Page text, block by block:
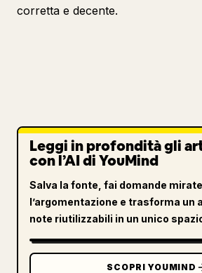
corretta e decente.
Leggi in profondità gli
con l’AI di YouMind
Salva la fonte, fai domande
l’argomentazione e trasforma un
note riutilizzabili in un unico
SCOPRI YOUMIND